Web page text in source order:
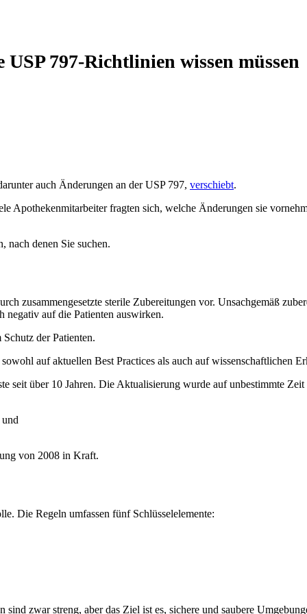
797-Richtlinien wissen müssen
auch Änderungen an der USP 797, verschiebt.
Apothekenmitarbeiter fragten sich, welche Änderungen sie
nach denen Sie suchen.
zusammengesetzte sterile Zubereitungen vor. Unsachgemäß
negativ auf die Patienten auswirken.
der Patienten.
auf aktuellen Best Practices als auch auf wissenschaftlichen
seit über 10 Jahren. Die Aktualisierung wurde auf unbestimmte
von 2008 in Kraft.
Die Regeln umfassen fünf Schlüsselelemente:
zwar streng, aber das Ziel ist es, sichere und saubere